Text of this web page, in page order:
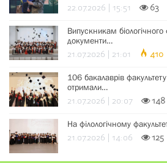
22.07.2026 | 15:51 63
Випускникам біологічного
документи…
21.07.2026 | 21:01 410
106 бакалаврів факультету
отримали…
21.07.2026 | 20:07 148
На філологічному
21.07.2026 | 14:06 125